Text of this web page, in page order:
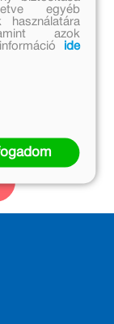
3 4
egyéb
azok
ide